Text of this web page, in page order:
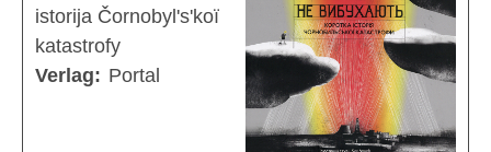
istorija Čornobyl's'koï
katastrofy
Verlag: Portal